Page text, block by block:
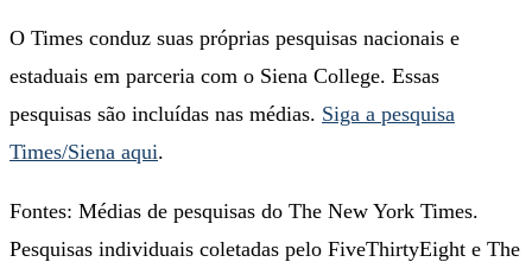
O Times conduz suas próprias pesquisas nacionais e
estaduais em parceria com o Siena College. Essas
pesquisas são incluídas nas médias. Siga a pesquisa
Times/Siena aqui.
Fontes: Médias de pesquisas do The New York Times.
Pesquisas individuais coletadas pelo FiveThirtyEight e The